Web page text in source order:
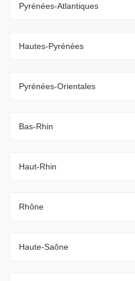
Pyrénées-Atlantiques
Hautes-Pyrénées
Pyrénées-Orientales
Bas-Rhin
Haut-Rhin
Rhône
Haute-Saône